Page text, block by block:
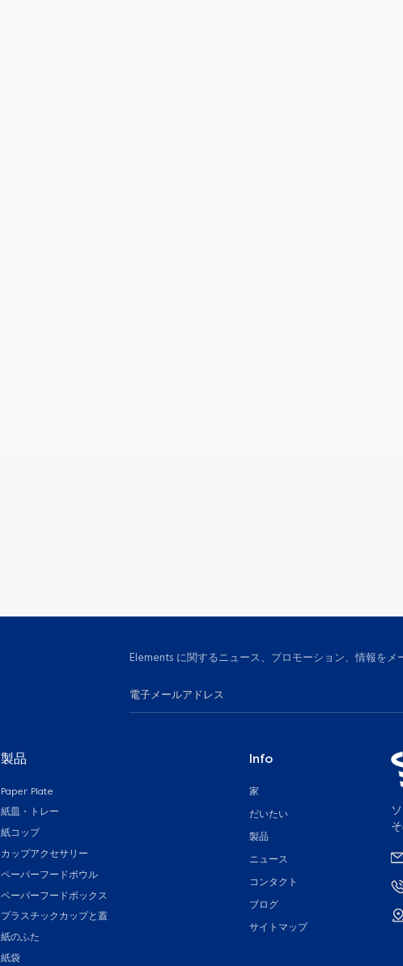
Elements に関するニュース、プロモーション、情報をメ
製品
Paper Plate
紙皿・トレー
紙コップ
カップアクセサリー
ペーパーフードボウル
ペーパーフードボックス
プラスチックカップと蓋
紙のふた
紙袋
Info
家
だいたい
製品
ニュース
コンタクト
ブログ
サイトマップ